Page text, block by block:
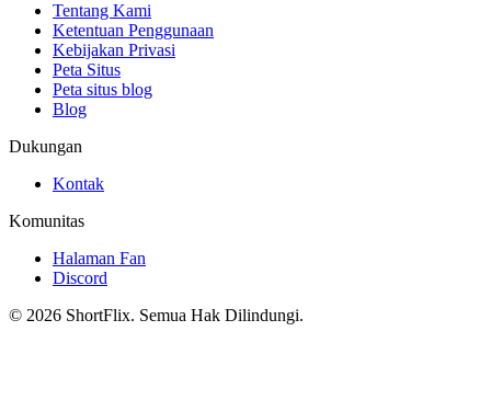
Tentang Kami
Ketentuan Penggunaan
Kebijakan Privasi
Peta Situs
Peta situs blog
Blog
Dukungan
Kontak
Komunitas
Halaman Fan
Discord
© 2026 ShortFlix. Semua Hak Dilindungi.